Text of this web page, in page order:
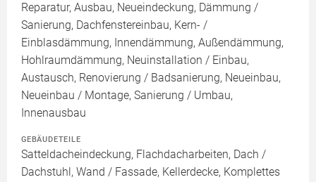
Reparatur, Ausbau, Neueindeckung, Dämmung /
Sanierung, Dachfenstereinbau, Kern- /
Einblasdämmung, Innendämmung, Außendämmung,
Hohlraumdämmung, Neuinstallation / Einbau,
Austausch, Renovierung / Badsanierung, Neueinbau,
Neueinbau / Montage, Sanierung / Umbau,
Innenausbau
GEBÄUDETEILE
Satteldacheindeckung, Flachdacharbeiten, Dach /
Dachstuhl, Wand / Fassade, Kellerdecke, Komplettes